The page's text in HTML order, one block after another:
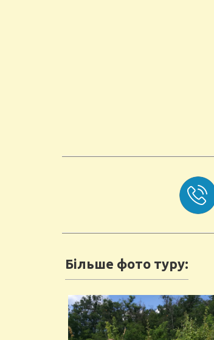
Більше фото туру: